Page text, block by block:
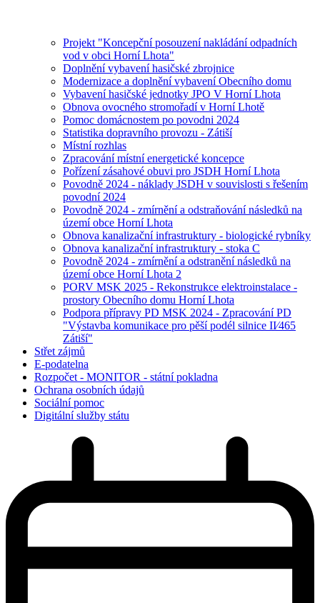
Projekt "Koncepční posouzení nakládání odpadních
vod v obci Horní Lhota"
Doplnění vybavení hasičské zbrojnice
Modernizace a doplnění vybavení Obecního domu
Vybavení hasičské jednotky JPO V Horní Lhota
Obnova ovocného stromořadí v Horní Lhotě
Pomoc domácnostem po povodni 2024
Statistika dopravního provozu - Zátiší
Místní rozhlas
Zpracování místní energetické koncepce
Pořízení zásahové obuvi pro JSDH Horní Lhota
Povodně 2024 - náklady JSDH v souvislosti s řešením
povodní 2024
Povodně 2024 - zmírnění a odstraňování následků na
území obce Horní Lhota
Obnova kanalizační infrastruktury - biologické rybníky
Obnova kanalizační infrastruktury - stoka C
Povodně 2024 - zmírnění a odstranění následků na
území obce Horní Lhota 2
PORV MSK 2025 - Rekonstrukce elektroinstalace -
prostory Obecního domu Horní Lhota
Podpora přípravy PD MSK 2024 - Zpracování PD
"Výstavba komunikace pro pěší podél silnice II⁄465
Zátiší"
Střet zájmů
E-podatelna
Rozpočet - MONITOR - státní pokladna
Ochrana osobních údajů
Sociální pomoc
Digitální služby státu